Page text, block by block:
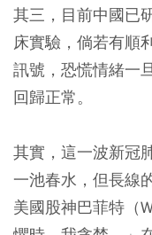
其三，目前中國已
床實驗，倘若有順
訊號，恐慌情緒一
回歸正常。
其實，這一波新冠
一池春水，但長線
美國股神巴菲特（